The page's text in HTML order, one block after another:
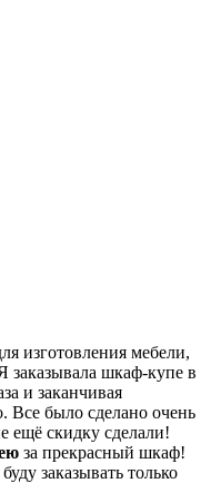
изготовления мебели,
шкаф-купе в
и заканчивая
было сделано очень
ещё скидку сделали!
за прекрасный шкаф!
заказывать только